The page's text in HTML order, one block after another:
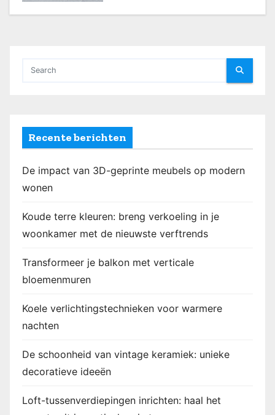
Recente berichten
De impact van 3D-geprinte meubels op modern
wonen
Koude terre kleuren: breng verkoeling in je
woonkamer met de nieuwste verftrends
Transformeer je balkon met verticale
bloemenmuren
Koele verlichtingstechnieken voor warmere
nachten
De schoonheid van vintage keramiek: unieke
decoratieve ideeën
Loft-tussenverdiepingen inrichten: haal het